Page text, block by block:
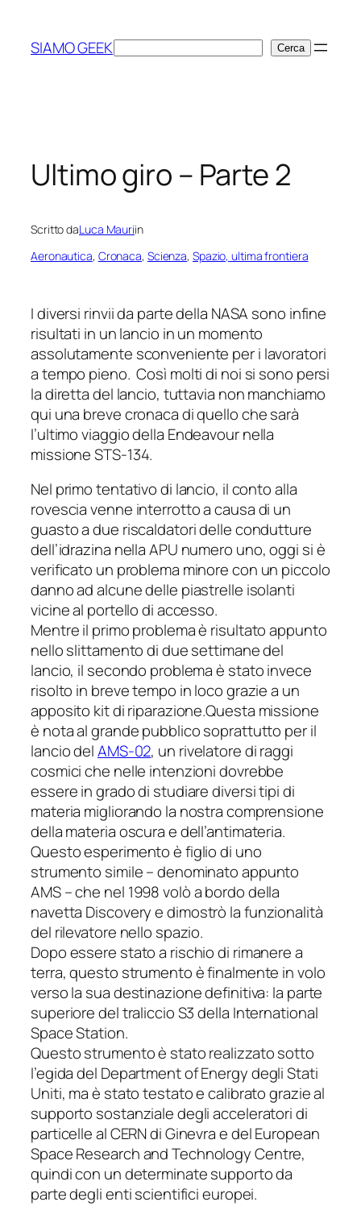
contenuto
SIAMO GEEKCerca Cerca
Ultimo giro – Parte 2
Scritto daLuca Mauriin
Aeronautica, Cronaca, Scienza, Spazio, ultima frontiera
I diversi rinvii da parte della NASA sono infine
risultati in un lancio in un momento
assolutamente sconveniente per i lavoratori
a tempo pieno. Così molti di noi si sono persi
la diretta del lancio, tuttavia non manchiamo
qui una breve cronaca di quello che sarà
l’ultimo viaggio della Endeavournella
missione STS-134.
Nel primo tentativo di lancio, il conto alla
rovescia venne interrotto a causa di un
guasto a due riscaldatori delle condutture
dell’idrazina nella APU numero uno, oggi si è
verificato un problema minore con un piccolo
danno ad alcune delle piastrelle isolanti
vicine al portello di accesso.
Mentre il primo problema è risultato appunto
nello slittamento di due settimane del
lancio, il secondo problema è stato invece
risolto in breve tempo in loco grazie a un
apposito kit di riparazione.Questa missione
è nota al grande pubblico soprattutto per il
lancio delAMS-02, un rivelatore di raggi
cosmici che nelle intenzioni dovrebbe
essere in grado di studiare diversi tipi di
materia migliorando la nostra comprensione
della materia oscura e dell’antimateria.
Questo esperimento è figlio di uno
strumento simile – denominato appunto
AMS – che nel 1998 volò a bordo della
navetta Discoverye dimostrò la funzionalità
del rilevatore nello spazio.
Dopo essere stato a rischio di rimanere a
terra, questo strumento è finalmente in volo
verso la sua destinazione definitiva: la parte
superiore del traliccio S3 della International
Space Station.
Questo strumento è stato realizzato sotto
l’egida del Department of Energydegli Stati
Uniti, ma è stato testato e calibrato grazie al
supporto sostanziale degli acceleratori di
particelle al CERN di Ginevra e delEuropean
Space Research and Technology Centre,
quindi con un determinate supporto da
parte degli enti scientifici europei.